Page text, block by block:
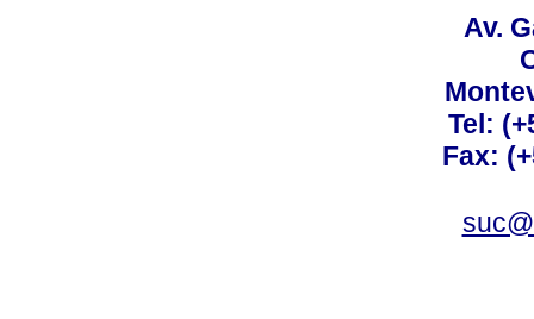
Av.
Tel:
Fax: